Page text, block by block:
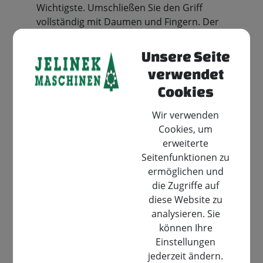
Wichtigste. Umschließen Sie den Griff
vollständig mit Daumen und Fingern. Der
vorderen Handgriff gehalten werden, um das
Risiko eines möglichen Rückschlags zu
verringern.
Enger Kontakt - Halten Sie die Säge nahe an
den Körper, um ein besseres Gleichgewicht
und mehr Genauigkeit zu erreichen.
Position - Die optimale Arbeitsposition haben
Sie, wenn Sie die Füße nebeneinander stellen
und der linke Fuß leicht vor dem rechten steht.
Denken Sie daran die Knie statt den Rücken zu
Unsere Seite
verwendet
Cookies
Wir verwenden
Cookies, um
erweiterte
Seitenfunktionen zu
ermöglichen und
die Zugriffe auf
diese Website zu
analysieren. Sie
können Ihre
Einstellungen
jederzeit ändern.